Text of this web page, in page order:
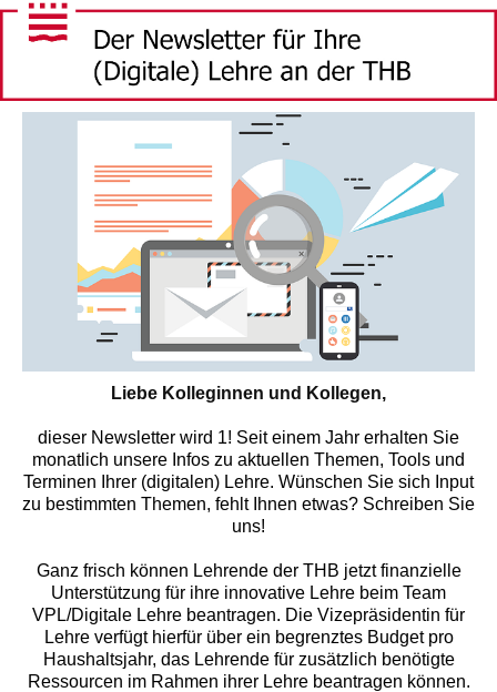
Liebe Kolleginnen und Kollegen,
dieser Newsletter wird 1! Seit einem Jahr erhalten Sie
monatlich unsere Infos zu aktuellen Themen, Tools und
Terminen Ihrer (digitalen) Lehre. Wünschen Sie sich Input
zu bestimmten Themen, fehlt Ihnen etwas? Schreiben Sie
uns!
Ganz frisch können Lehrende der THB jetzt finanzielle
Unterstützung für ihre innovative Lehre beim Team
VPL/Digitale Lehre beantragen. Die Vizepräsidentin für
Lehre verfügt hierfür über ein begrenztes Budget pro
Haushaltsjahr, das Lehrende für zusätzlich benötigte
Ressourcen im Rahmen ihrer Lehre beantragen können.